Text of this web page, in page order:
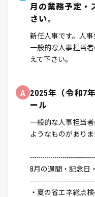
月の業務予定・
さい。
新任人事です。人事
一般的な人事担当
えて下さい。
A 2025年（令和7
ール
一般的な人事担当
ようなものがあり
8月の週間・記念日
・夏の省エネ総点検